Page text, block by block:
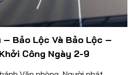
– Bảo Lộc Và Bảo Lộc –
Công Ngày 2-9